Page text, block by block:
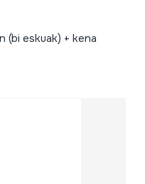
(bi eskuak) + kena